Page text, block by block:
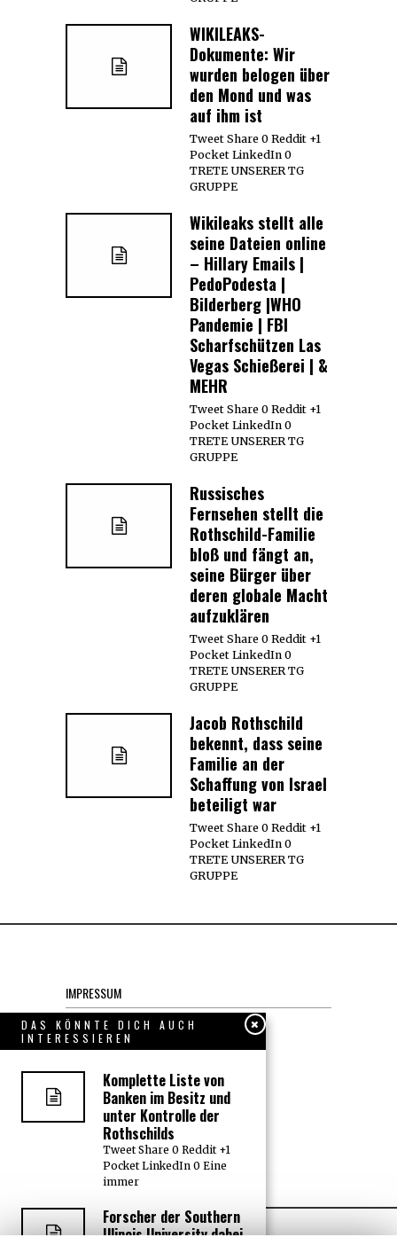
WIKILEAKS-
Dokumente: Wir
wurden belogen über
den Mond und was
auf ihm ist
Tweet Share 0 Reddit +1
Pocket LinkedIn 0
TRETE UNSERER TG
GRUPPE
Wikileaks stellt alle
seine Dateien online
– Hillary Emails |
PedoPodesta |
Bilderberg |WHO
Pandemie | FBI
Scharfschützen Las
Vegas Schießerei | &
MEHR
Tweet Share 0 Reddit +1
Pocket LinkedIn 0
TRETE UNSERER TG
GRUPPE
Russisches
Fernsehen stellt die
Rothschild-Familie
bloß und fängt an,
seine Bürger über
deren globale Macht
aufzuklären
Tweet Share 0 Reddit +1
Pocket LinkedIn 0
TRETE UNSERER TG
GRUPPE
Jacob Rothschild
bekennt, dass seine
Familie an der
Schaffung von Israel
beteiligt war
Tweet Share 0 Reddit +1
Pocket LinkedIn 0
TRETE UNSERER TG
GRUPPE
IMPRESSUM
Datenschutzerklärung
KONTAKT
Über uns, den “Wächter”
DAS KÖNNTE DICH AUCH
INTERESSIEREN
Komplette Liste von
Banken im Besitz und
unter Kontrolle der
Rothschilds
Tweet Share 0 Reddit +1
Pocket LinkedIn 0 Eine
immer
Forscher der Southern
Illinois University dabei